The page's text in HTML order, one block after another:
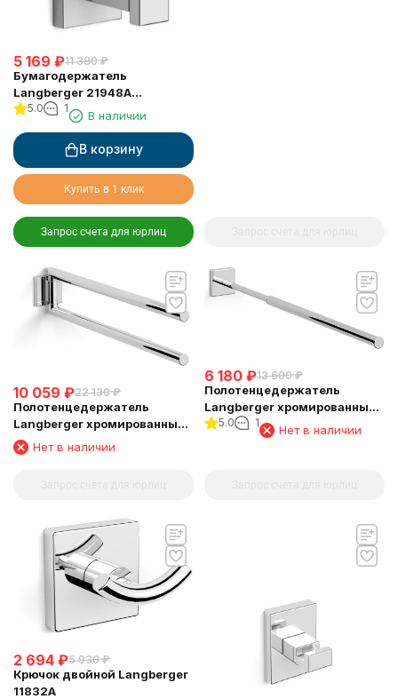
5 169 ₽11 380 ₽
Бумагодержатель
Langberger 21948A
туалетной бумаги
вертикальный
5.0 1
В наличии
В корзину
Купить в 1 клик
Запрос счета для юрлиц
10 059 ₽22 130 ₽
Полотенцедержатель
Langberger хромированный
к стене двойной поворотный
11808E
Нет в наличии
6 180 ₽13 600 ₽
Полотенцедержатель
Langberger хромированный
к стене телескопический
33-53 см 11809A
5.0 1
Нет в наличии
2 694 ₽5 930 ₽
Крючок двойной Langberger
11832A